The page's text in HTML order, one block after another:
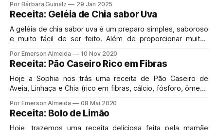
industrializada, esse alimento vem com ingredientes que
desconhecemos ou que não gostaríamos que estivessem
ali.
Por Bárbara Guinalz 29 Jan 2025
Receita: Geléia de Chia sabor Uva
A geléia de chia sabor uva é um preparo simples, saboroso
e muito fácil de ser feito. Além de proporcionar muitos
rapidinho com as crianças.
Por Emerson Almeida 10 Nov 2020
Receita: Pão Caseiro Rico em Fibras
Hoje a Sophia nos trás uma receita de Pão Caseiro de
Aveia, Linhaça e Chia (rico em fibras, cálcio, fósforo, ômega
explicado.
Por Emerson Almeida 08 Mai 2020
Receita: Bolo de Limão
Hoje, trazemos uma receita deliciosa feita pela mamãe